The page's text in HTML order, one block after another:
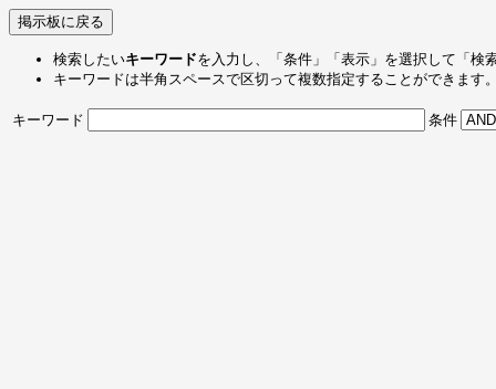
検索したいキーワードを入力し、「条件」「表示」を選択して「検
キーワードは半角スペースで区切って複数指定することができます
キーワード 条件